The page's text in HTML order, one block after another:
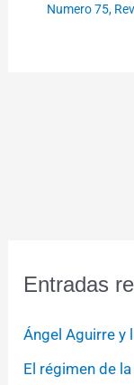
Numero 75,
Entradas
Ángel Aguirre y
El régimen de